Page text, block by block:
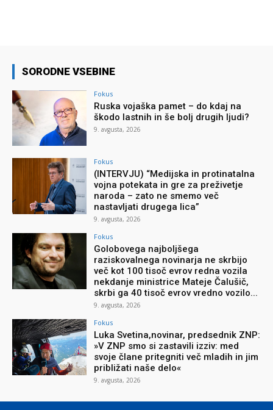
SORODNE VSEBINE
Fokus
Ruska vojaška pamet – do kdaj na
škodo lastnih in še bolj drugih ljudi?
9. avgusta, 2026
Fokus
(INTERVJU) “Medijska in protinatalna
vojna potekata in gre za preživetje
naroda – zato ne smemo več
nastavljati drugega lica”
9. avgusta, 2026
Fokus
Golobovega najboljšega
raziskovalnega novinarja ne skrbijo
več kot 100 tisoč evrov redna vozila
nekdanje ministrice Mateje Čalušič,
skrbi ga 40 tisoč evrov vredno vozilo...
9. avgusta, 2026
Fokus
Luka Svetina,novinar, predsednik ZNP:
»V ZNP smo si zastavili izziv: med
svoje člane pritegniti več mladih in jim
približati naše delo«
9. avgusta, 2026